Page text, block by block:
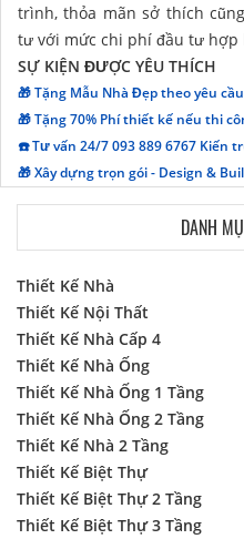
trình, thỏa mãn sở thích
tư với mức chi phí đầu tư hợp
SỰ KIỆN ĐƯỢC YÊU THÍCH
🎁 Tặng Mẫu Nhà Đẹp theo yêu cầu
🎁 Tặng 70% Phí thiết kế nếu thi
☎️ Tư vấn 24/7 093 889 6767 Kiến
🎁 Xây dựng trọn gói - Design &
DANH
Thiết Kế Nhà
Thiết Kế Nội Thất
Thiết Kế Nhà Cấp 4
Thiết Kế Nhà Ống
Thiết Kế Nhà Ống 1 Tầng
Thiết Kế Nhà Ống 2 Tầng
Thiết Kế Nhà 2 Tầng
Thiết Kế Biệt Thự
Thiết Kế Biệt Thự 2 Tầng
Thiết Kế Biệt Thự 3 Tầng